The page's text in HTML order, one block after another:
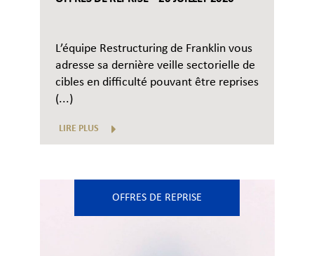
L’équipe Restructuring de Franklin vous
adresse sa dernière veille sectorielle de
cibles en difficulté pouvant être reprises
(...)
LIRE PLUS
OFFRES DE REPRISE